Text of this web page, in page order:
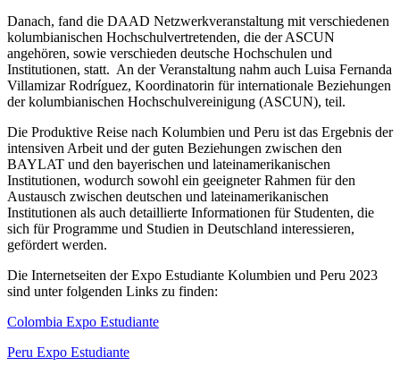
Danach, fand die DAAD Netzwerkveranstaltung mit verschiedenen
kolumbianischen Hochschulvertretenden, die der ASCUN
angehören, sowie verschieden deutsche Hochschulen und
Institutionen, statt. An der Veranstaltung nahm auch Luisa Fernanda
Villamizar Rodríguez, Koordinatorin für internationale Beziehungen
der kolumbianischen Hochschulvereinigung (ASCUN), teil.
Die Produktive Reise nach Kolumbien und Peru ist das Ergebnis der
intensiven Arbeit und der guten Beziehungen zwischen den
BAYLAT und den bayerischen und lateinamerikanischen
Institutionen, wodurch sowohl ein geeigneter Rahmen für den
Austausch zwischen deutschen und lateinamerikanischen
Institutionen als auch detaillierte Informationen für Studenten, die
sich für Programme und Studien in Deutschland interessieren,
gefördert werden.
Die Internetseiten der Expo Estudiante Kolumbien und Peru 2023
sind unter folgenden Links zu finden:
Colombia Expo Estudiante
Peru Expo Estudiante